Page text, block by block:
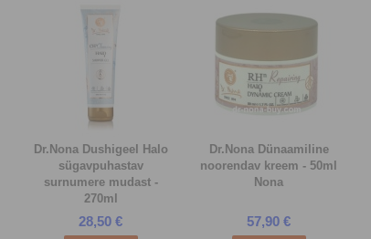
Dr.Nona Dushigeel Halo
sügavpuhastav
surnumere mudast -
270ml
28,50 €
Dr.Nona Dünaamiline
noorendav kreem - 50ml
Nona
57,90 €